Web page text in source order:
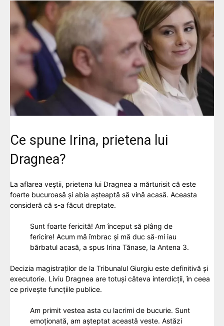
Ce spune Irina, prietena lui
Dragnea?
La aflarea veștii, prietena lui Dragnea a mărturisit că este
foarte bucuroasă și abia așteaptă să vină acasă. Aceasta
consideră că s-a făcut dreptate.
Sunt foarte fericită! Am început să plâng de
fericire! Acum mă îmbrac și mă duc să-mi iau
bărbatul acasă, a spus Irina Tănase, la Antena 3.
Decizia magistraților de la Tribunalul Giurgiu este definitivă și
executorie. Liviu Dragnea are totuși câteva interdicții, în ceea
ce priveşte funcțiile publice.
Am primit vestea asta cu lacrimi de bucurie. Sunt
emoționată, am așteptat această veste. Astăzi